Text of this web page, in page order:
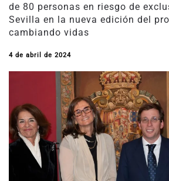
de 80 personas en riesgo de
Sevilla en la nueva edición del
cambiando vidas
4 de abril de 2024